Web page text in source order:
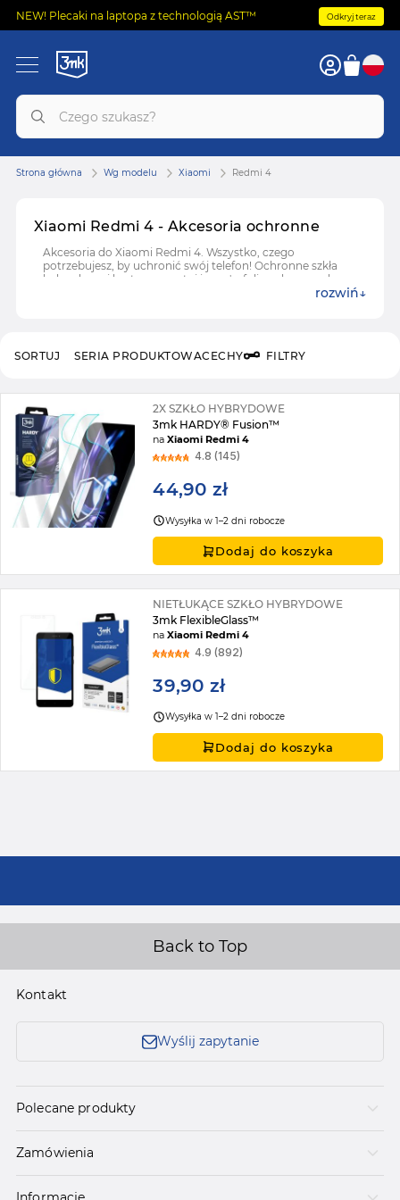
NEW! Plecaki na laptopa z technologią AST™ Odkryj teraz
Xiaomi Redmi 4 - Akcesoria ochronne
Akcesoria do Xiaomi Redmi 4. Wszystko, czego
potrzebujesz, by uchronić swój telefon! Ochronne szkła
hybrydowe i hartowane, etui i case'y, folie ochronne do
rozwiń
Strona główna Wg modelu Xiaomi Redmi 4
SERIA PRODUKTOWACECHY FILTRY
SORTUJ
2X SZKŁO HYBRYDOWE
3mk HARDY® Fusion™
naXiaomi Redmi 4
4.8 (145)
44,90 zł
Wysyłka w 1–2 dni robocze
Dodaj do koszyka
NIETŁUKĄCE SZKŁO HYBRYDOWE
3mk FlexibleGlass™
naXiaomi Redmi 4
4.9 (892)
39,90 zł
Wysyłka w 1–2 dni robocze
Dodaj do koszyka
Back to Top
Kontakt
Wyślij zapytanie
Polecane produkty
Zamówienia